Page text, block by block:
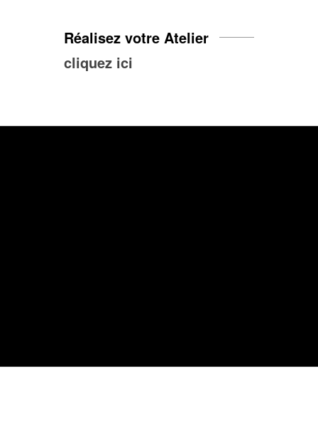
Réalisez votre Atelier
cliquez ici